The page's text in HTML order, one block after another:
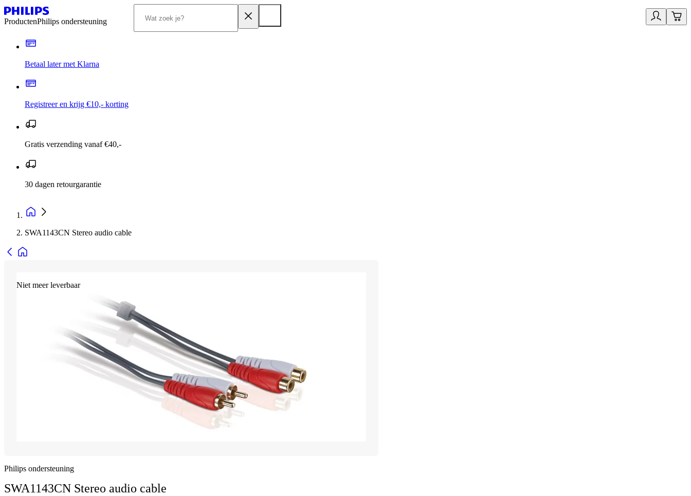
ProductenPhilips ondersteuning
Betaal later met Klarna
Registreer en krijg €10,- korting
Gratis verzending vanaf €40,-
30 dagen retourgarantie
SWA1143CN Stereo audio cable
Niet meer leverbaar
Philips ondersteuning
SWA1143CN Stereo audio cable